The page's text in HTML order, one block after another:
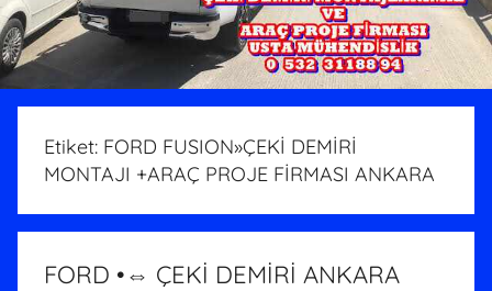
Etiket: FORD FUSION»ÇEKİ DEMİRİ
MONTAJI +ARAÇ PROJE FİRMASI ANKARA
FORD •⇔ ÇEKİ DEMİRİ ANKARA